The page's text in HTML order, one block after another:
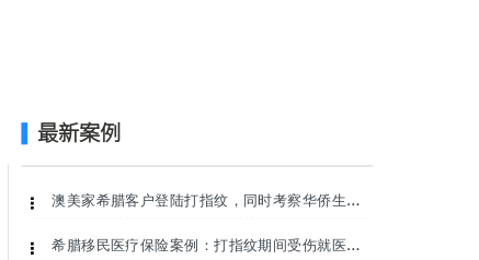
最新案例
澳美家希腊客户登陆打指纹，同时考察华侨生学
希腊移民医疗保险案例：打指纹期间受伤就医与